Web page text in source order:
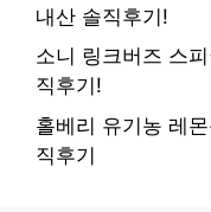
내산 솔직후기!
소니 링크버즈 스
직후기!
홀베리 유기농 레
직후기